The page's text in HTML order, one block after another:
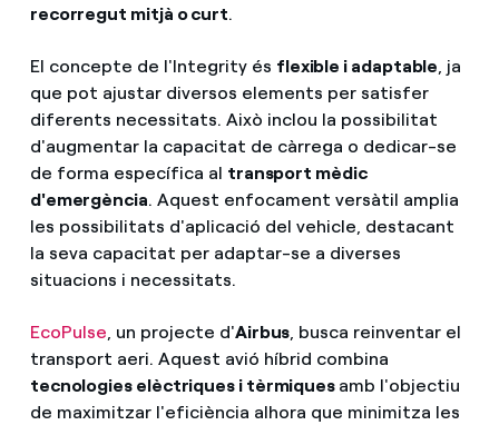
recorregut mitjà o curt.
El concepte de l'Integrity és flexible i adaptable, ja
que pot ajustar diversos elements per satisfer
diferents necessitats. Això inclou la possibilitat
d'augmentar la capacitat de càrrega o dedicar-se
de forma específica al transport mèdic
d'emergència. Aquest enfocament versàtil amplia
les possibilitats d'aplicació del vehicle, destacant
la seva capacitat per adaptar-se a diverses
situacions i necessitats.
EcoPulse, un projecte d'Airbus, busca reinventar el
transport aeri. Aquest avió híbrid combina
tecnologies elèctriques i tèrmiques amb l'objectiu
de maximitzar l'eficiència alhora que minimitza les